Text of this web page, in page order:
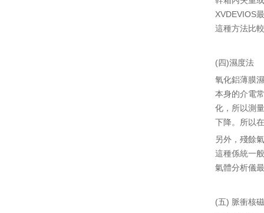
XVDEVIOS
這種方法比
(四)濕度法
氧化鋁薄膜
本身的介電
化，所以測
下降。所以
另外，殘餘
這種係統一
氣體分析儀
(五) 脈衝核